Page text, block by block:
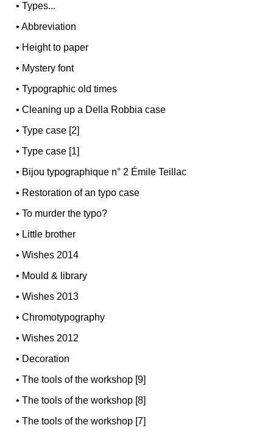
•Types...
•Abbreviation
• Height to paper
• Mystery font
•Typographic old times
•Cleaning up a Della Robbia case
•Type case [2]
•Type case [1]
• Bijou typographique n° 2 Émile Teillac
• Restoration of an typo case
•To murder the typo?
• Little brother
•Wishes 2014
• Mould & library
•Wishes 2013
•Chromotypography
•Wishes 2012
• Decoration
•The tools of the workshop [9]
•The tools of the workshop [8]
•The tools of the workshop [7]